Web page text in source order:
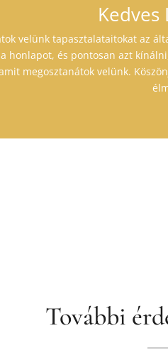
Kedves
velünk tapasztalataitokat az
honlapot, és pontosan azt
megosztanátok velünk.
További